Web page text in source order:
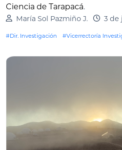
Ciencia de Tarapacá.
María Sol Pazmiño J. 3 de
#Dir. Investigación #Vicerrectoría